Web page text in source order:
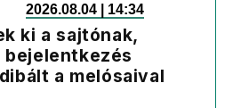
2026.08.04 | 14:34
ki a sajtónak,
bejelentkezés
a melósaival